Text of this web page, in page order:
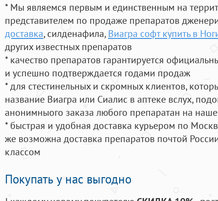
* Мы являемся первым и единственным на
представителем по продаже препаратов
доставка, силденафила, Виагра софт купить в
других известных препаратов
* качество препаратов гарантируется
и успешно подтверждается годами продаж
* для стестинельных и скромных клиентов,
название Виагра или Сиалис в аптеке вслух,
анонимныого заказа любого препаратан на
* быстрая и удобная доставка курьером по
же возможна доставка препаратов почтой
классом
Покупать у нас выгодно